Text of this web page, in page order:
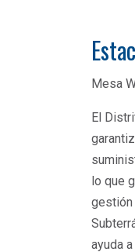
Mesa
El
lo que
gestión
ayuda